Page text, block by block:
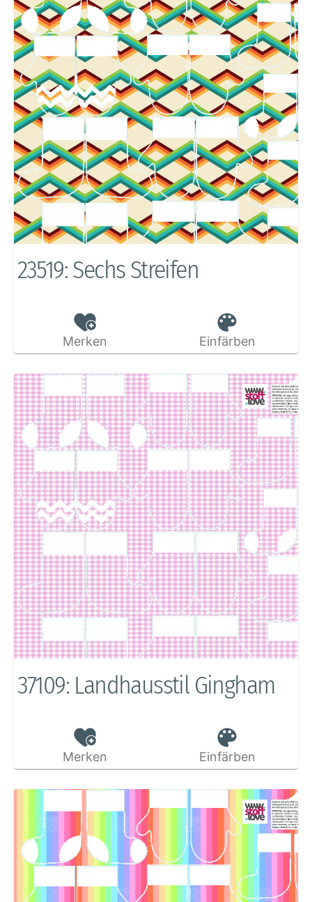
23519: Sechs Streifen
Merken Einfärben
37109: Landhausstil Gingham
Merken Einfärben